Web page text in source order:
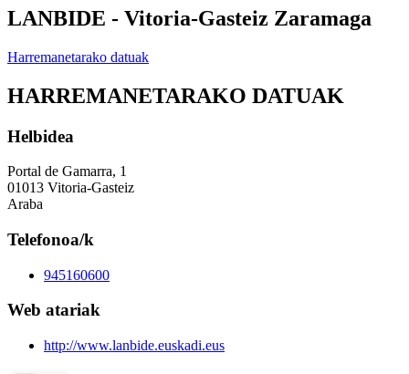
LANBIDE - Vitoria-Gasteiz Zaramaga
Harremanetarako datuak
HARREMANETARAKO DATUAK
Helbidea
Portal de Gamarra, 1
01013 Vitoria-Gasteiz
Araba
Telefonoa/k
945160600
Web atariak
http://www.lanbide.euskadi.eus